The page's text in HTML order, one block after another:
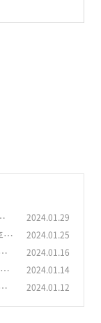
2024.01.29
기 2024.01.25
2024.01.16
2024.01.14
2024.01.12